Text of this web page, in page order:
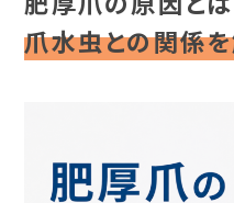
爪水虫との関係